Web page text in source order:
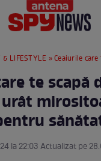
& LIFESTYLE » Ceaiurile care te scapă de
te scapă
la 22:03 Actualizat pe